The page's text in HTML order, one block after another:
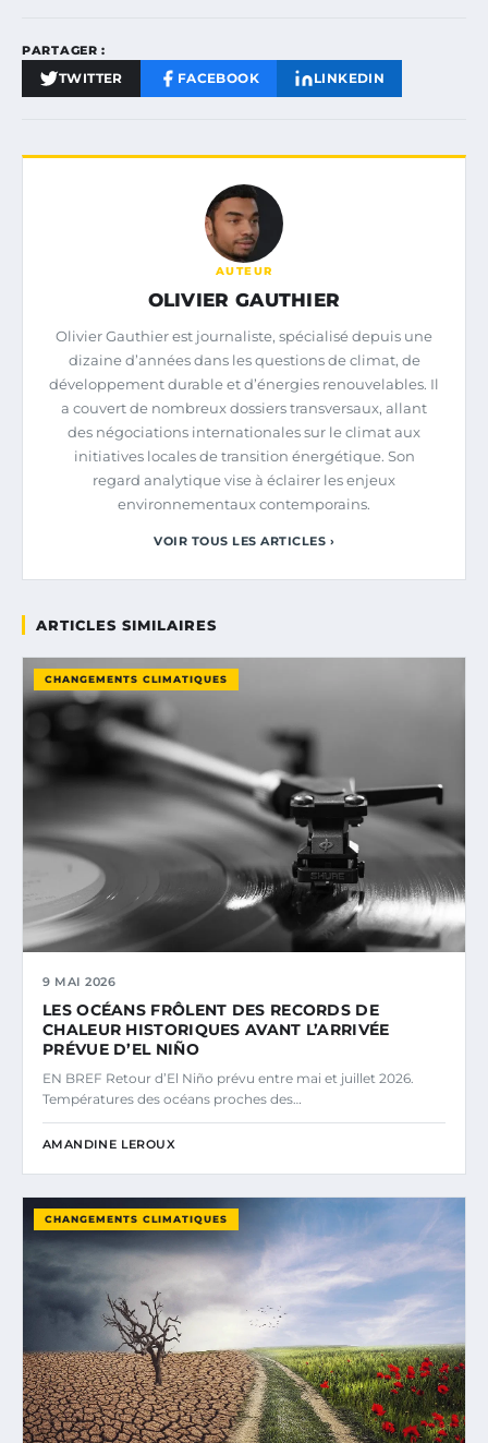
PARTAGER :
TWITTER FACEBOOK LINKEDIN
AUTEUR
OLIVIER GAUTHIER
Olivier Gauthier est journaliste, spécialisé depuis une
dizaine d’années dans les questions de climat, de
développement durable et d’énergies renouvelables. Il
a couvert de nombreux dossiers transversaux, allant
des négociations internationales sur le climat aux
initiatives locales de transition énergétique. Son
regard analytique vise à éclairer les enjeux
environnementaux contemporains.
VOIR TOUS LES ARTICLES ›
ARTICLES SIMILAIRES
CHANGEMENTS CLIMATIQUES
9 MAI 2026
LES OCÉANS FRÔLENT DES RECORDS DE
CHALEUR HISTORIQUES AVANT L’ARRIVÉE
PRÉVUE D’EL NIÑO
EN BREF Retour d’El Niño prévu entre mai et juillet 2026.
Températures des océans proches des…
AMANDINE LEROUX
CHANGEMENTS CLIMATIQUES